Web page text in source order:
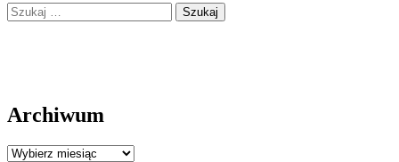
Szukaj:
Archiwum
Archiwum